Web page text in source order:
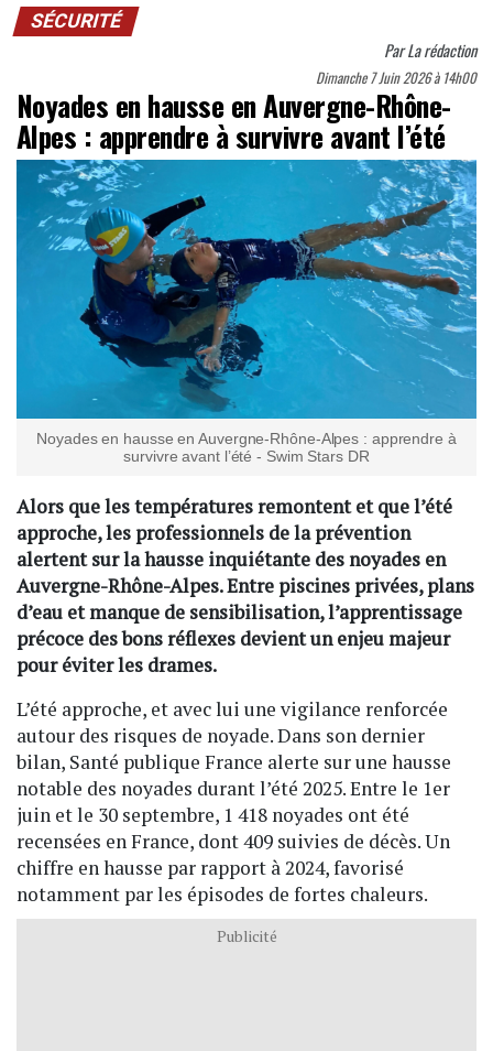
SÉCURITÉ
ParLa rédaction
Dimanche 7 Juin 2026 à 14h00
Noyades en hausse en Auvergne-Rhône-
Alpes : apprendre à survivre avant l’été
Noyades en hausse en Auvergne-Rhône-Alpes : apprendre à
survivre avant l’été - Swim Stars DR
Alors que les températures remontent et que l’été
approche, les professionnels de la prévention
alertent sur la hausse inquiétante des noyades en
Auvergne-Rhône-Alpes. Entre piscines privées, plans
d’eau et manque de sensibilisation, l’apprentissage
précoce des bons réflexes devient un enjeu majeur
pour éviter les drames.
L’été approche, et avec lui une vigilance renforcée
autour des risques de noyade. Dans son dernier
bilan, Santé publique France alerte sur une hausse
notable des noyades durant l’été 2025. Entre le 1er
juin et le 30 septembre, 1 418 noyades ont été
recensées en France, dont 409 suivies de décès. Un
chiffre en hausse par rapport à 2024, favorisé
notamment par les épisodes de fortes chaleurs.
Publicité